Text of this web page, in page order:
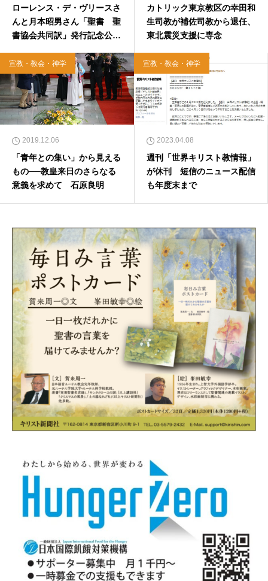
ローレンス・デ・ヴリースさ
んと月本昭男さん「聖書 聖
書協会共同訳」発行記念公開
カトリック東京教区の幸田和
生司教が補佐司教から退任、
東北震災支援に専念
宣教・教会・神学
2019.12.06
「青年との集い」から見える
もの──教皇来日のさらなる
意義を求めて 石原良明
宣教・教会・神学
2023.04.08
週刊「世界キリスト教情報」
が休刊 短信のニュース配信
も年度末まで